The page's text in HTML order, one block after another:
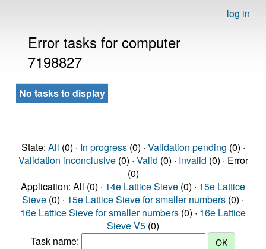
log in
Error tasks for computer
7198827
No tasks to display
State: All (0) · In progress(0) · Validation pending (0) ·
Validation inconclusive(0) · Valid (0) · Invalid (0) · Error
(0)
Application: All (0) · 14e Lattice Sieve (0) · 15e Lattice
Sieve (0) · 15e Lattice Sieve for smaller numbers (0) ·
16e Lattice Sieve for smaller numbers (0) · 16e Lattice
Sieve V5 (0)
Task name: